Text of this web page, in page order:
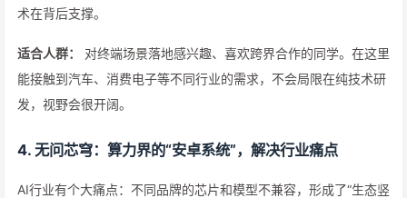
术在背后支撑。
适合人群：
对终端场景落地感兴趣、喜欢跨界合作的同学。在这里
能接触到汽车、消费电子等不同行业的需求，不会局限在纯技术研
发，视野会很开阔。
4. 无问芯穹：算力界的“安卓系统”，解决行业痛点
AI行业有个大痛点：不同品牌的芯片和模型不兼容，形成了“生态竖